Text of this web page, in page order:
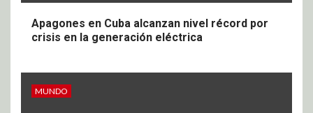
Apagones en Cuba alcanzan nivel récord por
crisis en la generación eléctrica
MUNDO